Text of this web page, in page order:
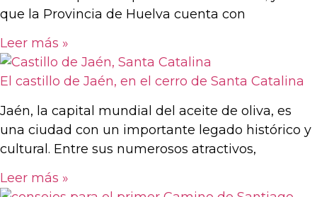
que la Provincia de Huelva cuenta con
Leer más »
El castillo de Jaén, en el cerro de Santa Catalina
Jaén, la capital mundial del aceite de oliva, es
una ciudad con un importante legado histórico y
cultural. Entre sus numerosos atractivos,
Leer más »